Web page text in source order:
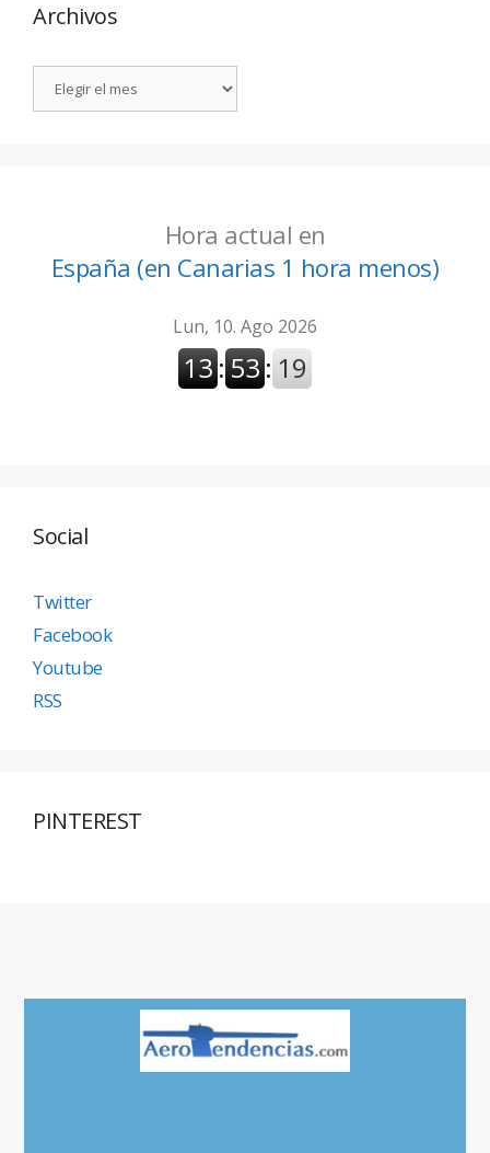
Archivos
Hora actual en
España (en Canarias 1 hora menos)
Social
Twitter
Facebook
Youtube
RSS
PINTEREST